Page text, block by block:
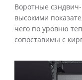
Воротные
высокими
чего по уровню
сопоставимы с